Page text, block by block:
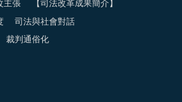
主張 【司法改革成果簡介】
司法與社會對話
裁判通俗化